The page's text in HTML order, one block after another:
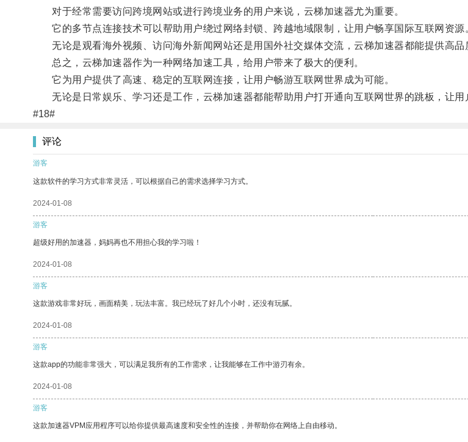
对于经常需要访问跨境网站或进行跨境业务的用户来说，云梯加速器尤为重要。
它的多节点连接技术可以帮助用户绕过网络封锁、跨越地域限制，让用户畅享国际互联网资源
无论是观看海外视频、访问海外新闻网站还是用国外社交媒体交流，云梯加速器都能提供高品
总之，云梯加速器作为一种网络加速工具，给用户带来了极大的便利。
它为用户提供了高速、稳定的互联网连接，让用户畅游互联网世界成为可能。
无论是日常娱乐、学习还是工作，云梯加速器都能帮助用户打开通向互联网世界的跳板，让用
#18#
评论
游客
这款软件的学习方式非常灵活，可以根据自己的需求选择学习方式。
2024-01-08
游客
超级好用的加速器，妈妈再也不用担心我的学习啦！
2024-01-08
游客
这款游戏非常好玩，画面精美，玩法丰富。我已经玩了好几个小时，还没有玩腻。
2024-01-08
游客
这款app的功能非常强大，可以满足我所有的工作需求，让我能够在工作中游刃有余。
2024-01-08
游客
这款加速器VPM应用程序可以给你提供最高速度和安全性的连接，并帮助你在网络上自由移动。